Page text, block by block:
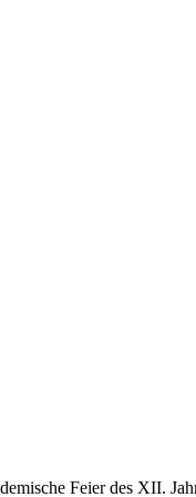
Feier des XII.